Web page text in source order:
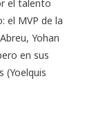
el talento
el MVP de la
Yohan
en sus
(Yoelquis